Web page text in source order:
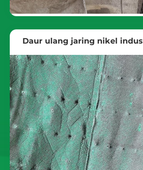
Daur ulang jaring nikel